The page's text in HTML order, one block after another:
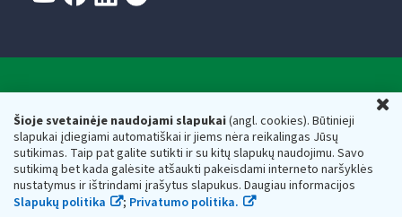
Šioje svetainėje naudojami slapukai(angl. cookies). Būtinieji
slapukai įdiegiami automatiškai ir jiems nėra reikalingas Jūsų
sutikimas. Taip pat galite sutikti ir su kitų slapukų naudojimu. Savo
sutikimą bet kada galėsite atšaukti pakeisdami interneto naršyklės
nustatymus ir ištrindami įrašytus slapukus. Daugiau informacijos
Slapukų politika
; Privatumo politika.
Respublikos finansų ministerijos
Biudžetinė įstaiga. Juridinio asmens kodas — 188659752,
adresas: Vasario 16-osios g. 14, 01107 Vilnius, Lietuva, el.paštas:
vmi@vmi.lt, E. pristatymo dėžutės adresas 188659752
Duomenys apie Valstybinę mokesčių inspekciją prie Lietuvos
Respublikos finansų ministerijos kaupiami ir saugomi Juridinių